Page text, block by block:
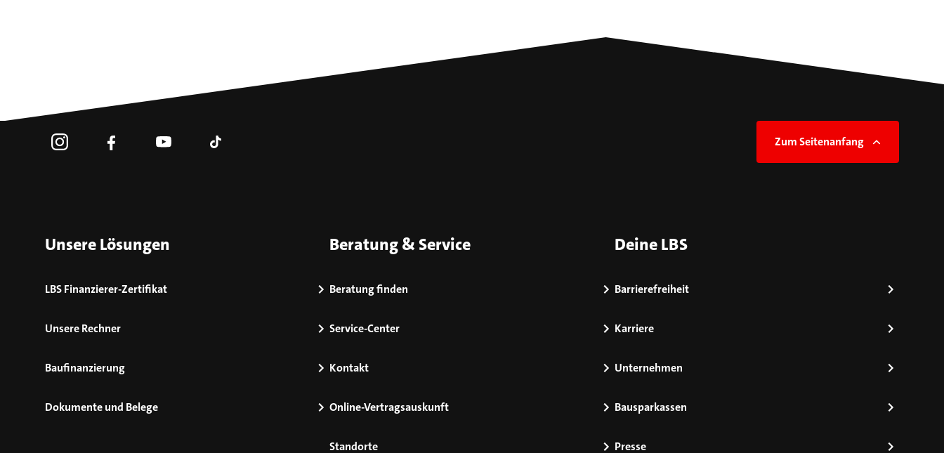
Zum Seitenanfang
Unsere Lösungen
LBS Finanzierer-Zertifikat
Unsere Rechner
Baufinanzierung
Dokumente und Belege
Beratung & Service
Beratung finden
Service-Center
Kontakt
Online-Vertragsauskunft
Standorte
Deine LBS
Barrierefreiheit
Karriere
Unternehmen
Bausparkassen
Presse